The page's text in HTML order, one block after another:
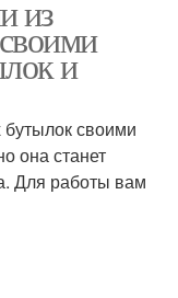
из
и
бутылок своими
она станет
Для работы вам